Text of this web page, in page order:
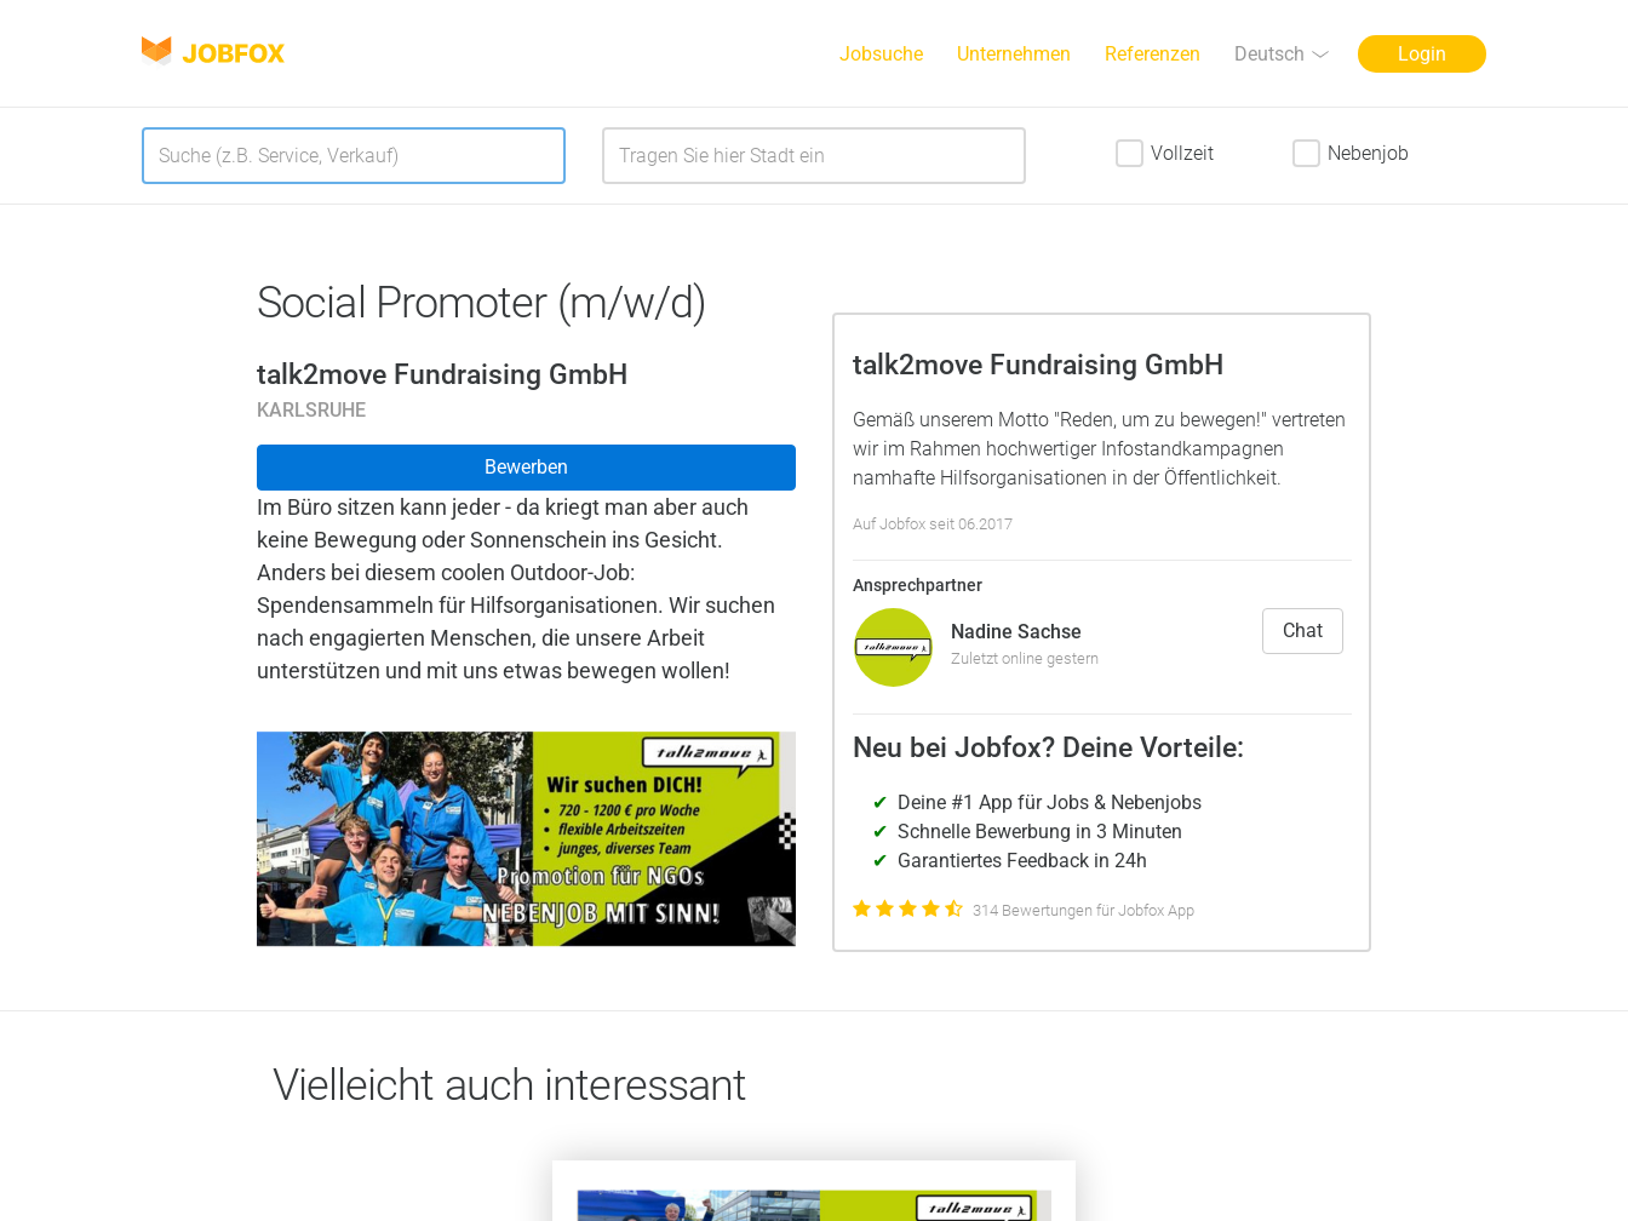
JOBFOX Navigation
Sprache Jobsuche Unternehmen Referenzen Sprache
Deutsch Login
Vollzeit Nebenjob
Social Promoter (m/w/d)
talk2move Fundraising GmbH
KARLSRUHE
Bewerben
Im Büro sitzen kann jeder - da kriegt man aber auch
keine Bewegung oder Sonnenschein ins Gesicht.
Anders bei diesem coolen Outdoor-Job:
Spendensammeln für Hilfsorganisationen. Wir suchen
nach engagierten Menschen, die unsere Arbeit
unterstützen und mit uns etwas bewegen wollen!
talk2move Fundraising GmbH
Gemäß unserem Motto "Reden, um zu bewegen!" vertreten
wir im Rahmen hochwertiger Infostandkampagnen
namhafte Hilfsorganisationen in der Öffentlichkeit.
Auf Jobfox seit 06.2017
Ansprechpartner
Nadine Sachse
Zuletzt online gestern
Chat
Neu bei Jobfox? Deine Vorteile:
Deine #1 App für Jobs & Nebenjobs
Schnelle Bewerbung in 3 Minuten
Garantiertes Feedback in 24h
314 Bewertungen für Jobfox App
Vielleicht auch interessant